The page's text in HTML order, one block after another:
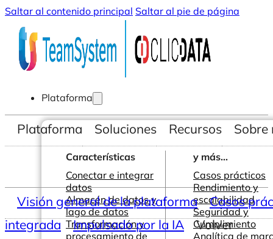
Saltar al contenido principal Saltar al pie de página
Plataforma
Características
Conectar e integrar
datos
Almacén de datos y
lago de datos
Transformación y
procesamiento de
y más...
Casos prácticos
Rendimiento y
escalabilidad
Seguridad y
Cumplimiento
Analítica de
Plataforma Soluciones Recursos Sobre
Visión general de la plataforma
Casos
integrada
Impulsado por la IA Volver